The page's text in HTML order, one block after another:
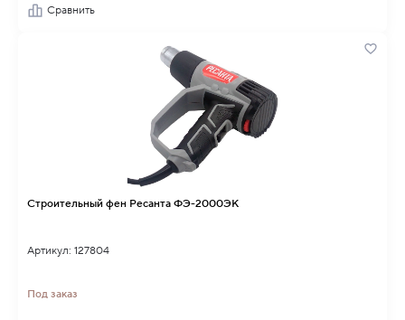
Сравнить
Строительный фен Ресанта ФЭ-2000ЭК
Артикул: 127804
Под заказ